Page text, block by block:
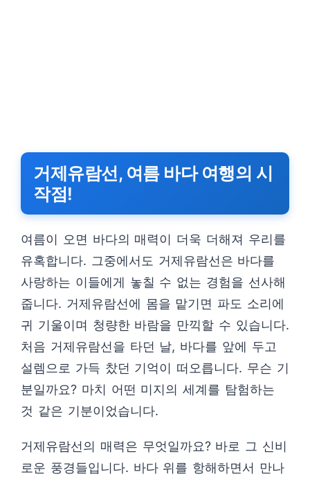
거제유람선, 여름 바다 여행의 시
작점!
여름이 오면 바다의 매력이 더욱 더해져 우리를
유혹합니다. 그중에서도 거제유람선은 바다를
사랑하는 이들에게 놓칠 수 없는 경험을 선사해
줍니다. 거제유람선에 몸을 맡기면 파도 소리에
귀 기울이며 청량한 바람을 만끽할 수 있습니다.
처음 거제유람선을 타던 날, 바다를 앞에 두고
설렘으로 가득 찼던 기억이 떠오릅니다. 무슨 기
분일까요? 마치 어떤 미지의 세계를 탐험하는
것 같은 기분이었습니다.
거제유람선의 매력은 무엇일까요? 바로 그 신비
로운 풍경들입니다. 바다 위를 항해하면서 만나